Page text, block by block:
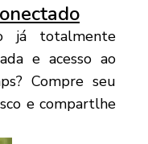
já totalmente
e acesso ao
Compre seu
e compartlhe